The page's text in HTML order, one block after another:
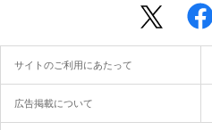
サイトのご利用にあたって
広告掲載について